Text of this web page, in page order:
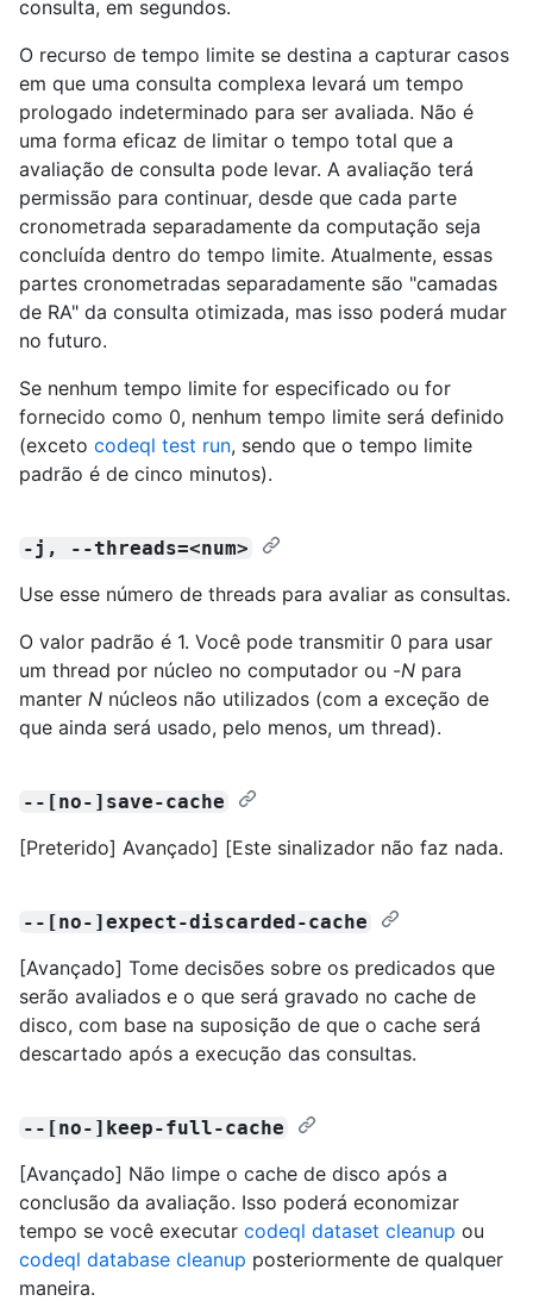
consulta, em segundos.
O recurso de tempo limite se destina a capturar casos
em que uma consulta complexa levará um tempo
prologado indeterminado para ser avaliada. Não é
uma forma eficaz de limitar o tempo total que a
avaliação de consulta pode levar. A avaliação terá
permissão para continuar, desde que cada parte
cronometrada separadamente da computação seja
concluída dentro do tempo limite. Atualmente, essas
partes cronometradas separadamente são "camadas
de RA" da consulta otimizada, mas isso poderá mudar
no futuro.
Se nenhum tempo limite for especificado ou for
fornecido como 0, nenhum tempo limite será definido
(exceto codeql test run, sendo que o tempo limite
padrão é de cinco minutos).
-j, --threads=<num>
Use esse número de threads para avaliar as consultas.
O valor padrão é 1. Você pode transmitir 0 para usar
um thread por núcleo no computador ou -N para
manter N núcleos não utilizados (com a exceção de
que ainda será usado, pelo menos, um thread).
--[no-]save-cache
[Preterido] Avançado] [Este sinalizador não faz nada.
--[no-]expect-discarded-cache
[Avançado] Tome decisões sobre os predicados que
serão avaliados e o que será gravado no cache de
disco, com base na suposição de que o cache será
descartado após a execução das consultas.
--[no-]keep-full-cache
[Avançado] Não limpe o cache de disco após a
conclusão da avaliação. Isso poderá economizar
tempo se você executar codeql dataset cleanup ou
codeql database cleanup posteriormente de qualquer
maneira.